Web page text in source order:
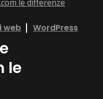
web WordPress
le